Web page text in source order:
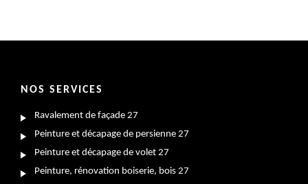
NOS SERVICES
Ravalement de façade 27
Peinture et décapage de persienne 27
Peinture et décapage de volet 27
Peinture, rénovation boiserie, bois 27